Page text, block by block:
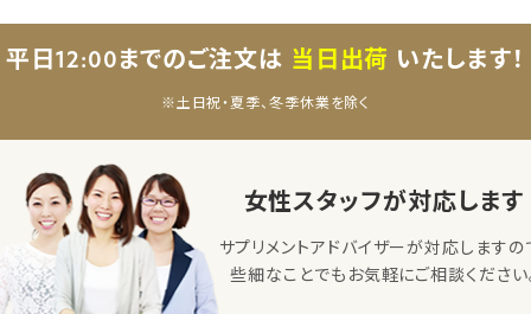
平日12:00までのご注文は 当日出荷 いたします！
※土日祝・夏季、冬季休業を除く
女性スタッフが対応します
サプリメントアドバイザーが対応しますの
些細なことでもお気軽にご相談ください